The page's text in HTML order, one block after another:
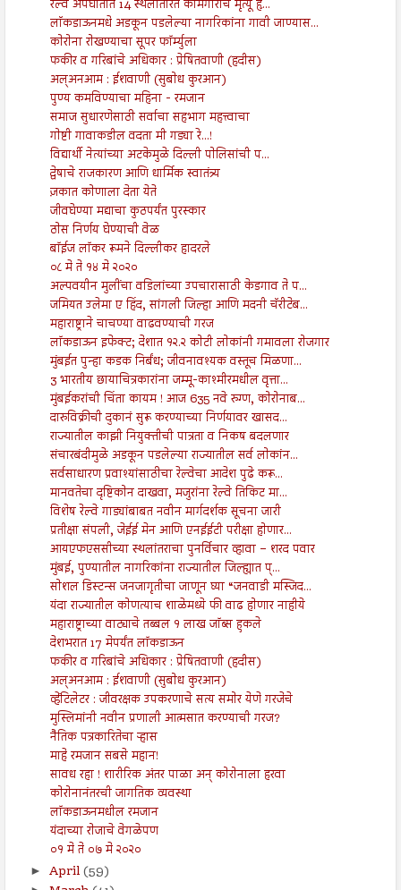
रेल्वे अपघातात 14 स्थलांतरित कामगारांचे मृत्यू हृ...
लाॅकडाऊनमधे अडकून पडलेल्या नागरिकांना गावी जाण्यास...
कोरोना रोखण्याचा सूपर फॉर्म्युला
फकीर व गरिबांचे अधिकार : प्रेषितवाणी (हदीस)
अल्अनआम : ईशवाणी (सुबोध कुरआन)
पुण्य कमविण्याचा महिना - रमजान
समाज सुधारणेसाठी सर्वाचा सहभाग महत्त्वाचा
गोष्टी गावाकडील वदता मी गड्या रे...!
विद्यार्थी नेत्यांच्या अटकेमुळे दिल्ली पोलिसांची प...
द्वेषाचे राजकारण आणि धार्मिक स्वातंत्र्य
ज़कात कोणाला देता येते
जीवघेण्या मद्याचा कुठपर्यंत पुरस्कार
ठोस निर्णय घेण्याची वेळ
बॉईज लॉकर रूमने दिल्लीकर हादरले
०८ मे ते १४ मे २०२०
अल्पवयीन मुलींचा वडिलांच्या उपचारासाठी केडगाव ते प...
जमियत उलेमा ए हिंद, सांगली जिल्हा आणि मदनी चॅरीटेब...
महाराष्ट्राने चाचण्या वाढवण्याची गरज
लॉकडाऊन इफेक्ट; देशात १२.२ कोटी लोकांनी गमावला रोजगार
मुंबईत पुन्हा कडक निर्बंध; जीवनावश्यक वस्तूच मिळणा...
3 भारतीय छायाचित्रकारांना जम्मू-काश्मीरमधील वृत्ता...
मुंबईकरांची चिंता कायम ! आज 635 नवे रुग्ण, कोरोनाब...
दारुविक्रीची दुकानं सुरू करण्याच्या निर्णयावर खासद...
राज्यातील काझी नियुक्तीची पात्रता व निकष बदलणार
संचारबंदीमुळे अडकून पडलेल्या राज्यातील सर्व लोकांन...
सर्वसाधारण प्रवाश्यांसाठीचा रेल्वेचा आदेश पुढे करू...
मानवतेचा दृष्टिकोन दाखवा, मजुरांना रेल्वे तिकिट मा...
विशेष रेल्वे गाड्यांबाबत नवीन मार्गदर्शक सूचना जारी
प्रतीक्षा संपली, जेईई मेन आणि एनईईटी परीक्षा होणार...
आयएफएससीच्या स्थलांतराचा पुनर्विचार व्हावा – शरद पवार
मुंबई, पुण्यातील नागरिकांना राज्यातील जिल्ह्यात प्...
सोशल डिस्टन्स जनजागृतीचा जाणून घ्या “जनवाडी मस्जिद...
यंदा राज्यातील कोणत्याच शाळेमध्ये फी वाढ होणार नाहीये
महाराष्ट्राच्या वाट्याचे तब्बल १ लाख जॉब्स हुकले
देशभरात 17 मेपर्यंत लॉकडाऊन
फकीर व गरिबांचे अधिकार : प्रेषितवाणी (हदीस)
अल्अनआम : ईशवाणी (सुबोध कुरआन)
व्हेंटिलेटर : जीवरक्षक उपकरणाचे सत्य समोर येणे गरजेचे
मुस्लिमांनी नवीन प्रणाली आत्मसात करण्याची गरज?
नैतिक पत्रकारितेचा ऱ्हास
माहे रमजान सबसे महान!
सावध रहा ! शारीरिक अंतर पाळा अन् कोरोनाला हरवा
कोरोनानंतरची जागतिक व्यवस्था
लॉकडाऊनमधील रमजान
यंदाच्या रोजाचे वेगळेपण
०१ मे ते ०७ मे २०२०
► April(59)